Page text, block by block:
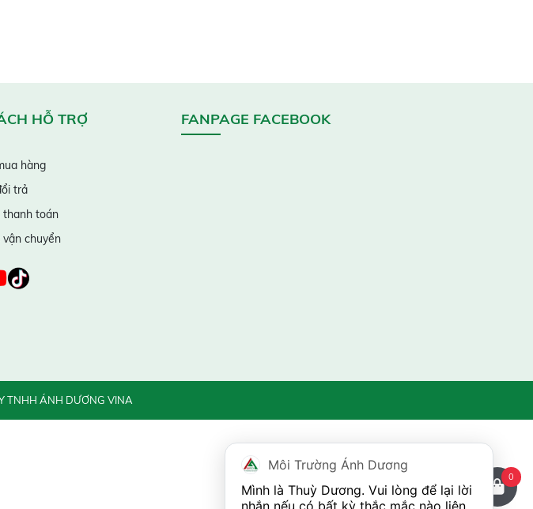
HỖ TRỢ
hàng
trả
thanh toán
chuyển
FANPAGE FACEBOOK
TNHH ÁNH DƯƠNG VINA
0
Môi Trường Ánh Dương
Mình là Thuỳ Dương. Vui lòng để lại lời
nhắn nếu có bất kỳ thắc mắc nào liên